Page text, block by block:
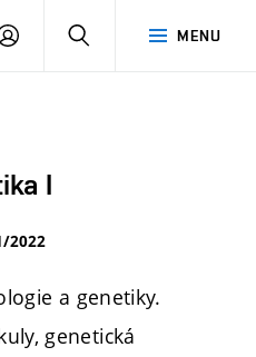
MENU
PŘIHLÁSIT
I
2022
a genetiky.
genetická